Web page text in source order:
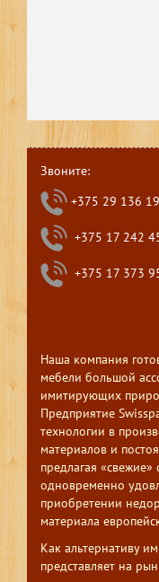
Звоните:
+375 29 136
+375 17 242
+375 17 373
Наша компания
мебели большой
имитирующих
Предприятие
технологии в
материалов и
предлагая
одновременно
приобретении
материала
Как альтернативу
представляет на